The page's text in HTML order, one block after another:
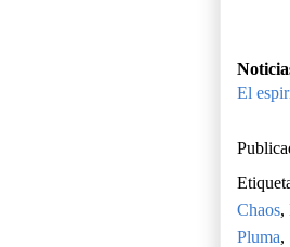
El
Chaos,
Pluma,